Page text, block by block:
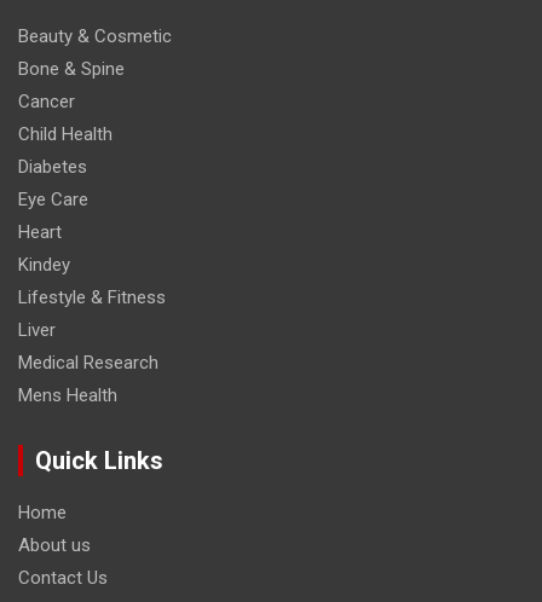
Beauty & Cosmetic
Bone & Spine
Cancer
Child Health
Diabetes
Eye Care
Heart
Kindey
Lifestyle & Fitness
Liver
Medical Research
Mens Health
Quick Links
Home
About us
Contact Us